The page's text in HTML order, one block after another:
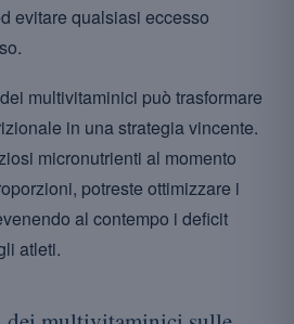
evitare qualsiasi eccesso
multivitaminici può trasformare
in una strategia vincente.
micronutrienti al momento
potreste ottimizzare i
al contempo i deficit
atleti.